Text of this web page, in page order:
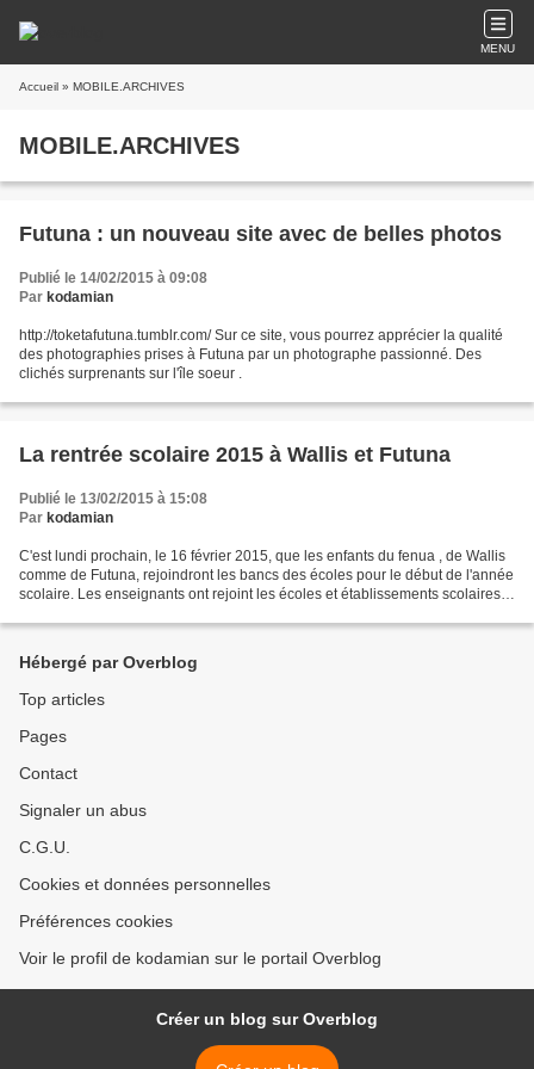
MENU
Accueil » MOBILE.ARCHIVES
MOBILE.ARCHIVES
Futuna : un nouveau site avec de belles photos
Publié le 14/02/2015 à 09:08
Par kodamian
http://toketafutuna.tumblr.com/ Sur ce site, vous pourrez apprécier la qualité
des photographies prises à Futuna par un photographe passionné. Des
clichés surprenants sur l'île soeur .
La rentrée scolaire 2015 à Wallis et Futuna
Publié le 13/02/2015 à 15:08
Par kodamian
C'est lundi prochain, le 16 février 2015, que les enfants du fenua , de Wallis
comme de Futuna, rejoindront les bancs des écoles pour le début de l'année
scolaire. Les enseignants ont rejoint les écoles et établissements scolaires
Hébergé par Overblog
Top articles
Pages
Contact
Signaler un abus
C.G.U.
Cookies et données personnelles
Préférences cookies
Voir le profil de kodamian sur le portail Overblog
Créer un blog sur Overblog